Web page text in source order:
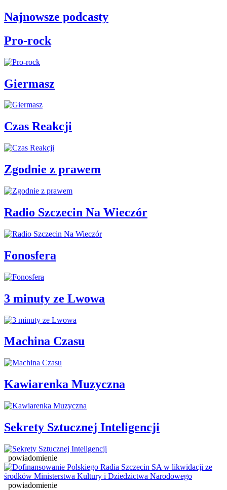
Najnowsze podcasty
Pro-rock
Giermasz
Czas Reakcji
Zgodnie z prawem
Radio Szczecin Na Wieczór
Fonosfera
3 minuty ze Lwowa
Machina Czasu
Kawiarenka Muzyczna
Sekrety Sztucznej Inteligencji
powiadomienie
powiadomienie